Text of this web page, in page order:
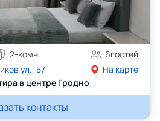
2-комн. 6гостей
ул., 57
На карте
в центре Гродно
контакты